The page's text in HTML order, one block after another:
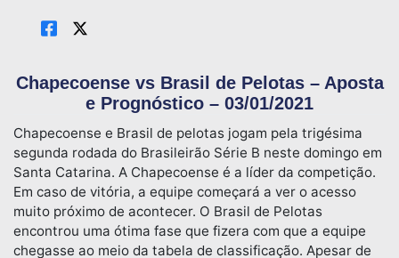
Chapecoense vs Brasil de Pelotas – Aposta
e Prognóstico – 03/01/2021
Chapecoense e Brasil de pelotas jogam pela trigésima
segunda rodada do Brasileirão Série B neste domingo em
Santa Catarina. A Chapecoense é a líder da competição.
Em caso de vitória, a equipe começará a ver o acesso
muito próximo de acontecer. O Brasil de Pelotas
encontrou uma ótima fase que fizera com que a equipe
chegasse ao meio da tabela de classificação. Apesar de